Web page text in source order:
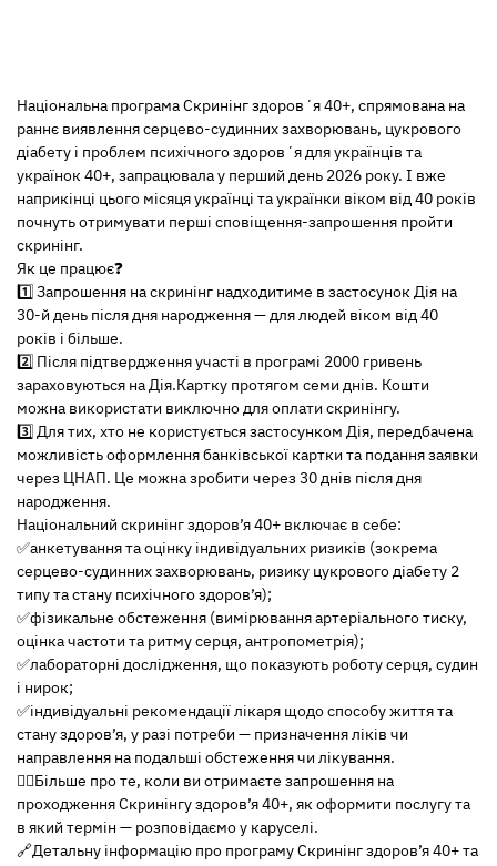
Національна програма Скринінг здоровʼя 40+, спрямована на
раннє виявлення серцево-судинних захворювань, цукрового
діабету і проблем психічного здоровʼя для українців та
українок 40+, запрацювала у перший день 2026 року. І вже
наприкінці цього місяця українці та українки віком від 40 років
почнуть отримувати перші сповіщення-запрошення пройти
скринінг.
Як це працює❓
1️⃣ Запрошення на скринінг надходитиме в застосунок Дія на
30-й день після дня народження — для людей віком від 40
років і більше.
2️⃣ Після підтвердження участі в програмі 2000 гривень
зараховуються на Дія.Картку протягом семи днів. Кошти
можна використати виключно для оплати скринінгу.
3️⃣ Для тих, хто не користується застосунком Дія, передбачена
можливість оформлення банківської картки та подання заявки
через ЦНАП. Це можна зробити через 30 днів після дня
народження.
Національний скринінг здоров’я 40+ включає в себе:
✅анкетування та оцінку індивідуальних ризиків (зокрема
серцево-судинних захворювань, ризику цукрового діабету 2
типу та стану психічного здоров’я);
✅фізикальне обстеження (вимірювання артеріального тиску,
оцінка частоти та ритму серця, антропометрія);
✅лабораторні дослідження, що показують роботу серця, судин
і нирок;
✅індивідуальні рекомендації лікаря щодо способу життя та
стану здоров’я, у разі потреби — призначення ліків чи
направлення на подальші обстеження чи лікування.
👉🏻Більше про те, коли ви отримаєте запрошення на
проходження Скринінгу здоров’я 40+, як оформити послугу та
в який термін — розповідаємо у каруселі.
🔗Детальну інформацію про програму Скринінг здоров’я 40+ та